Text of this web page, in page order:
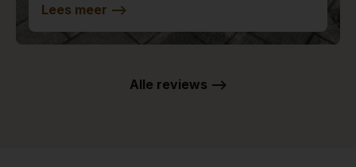
Lees meer -->
Alle reviews -->